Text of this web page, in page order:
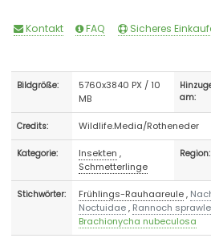
Kontakt FAQ Sicheres
Bildgröße:
5760x3840 PX / 10
MB
am:
Credits: Wildlife.Media/Rotheneder
Kategorie: Insekten ,
Schmetterlinge
Region:
Stichwörter: Frühlings-Rauhaareule,
Noctuidae, Rannoch
Brachionycha nubeculosa